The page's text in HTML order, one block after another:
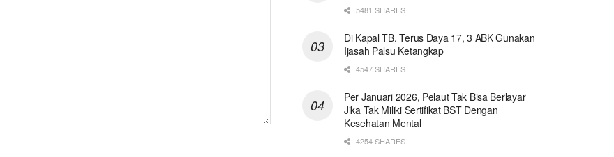
5481 SHARES
Di Kapal TB. Terus Daya 17, 3 ABK Gunakan
Ijasah Palsu Ketangkap
4547 SHARES
Per Januari 2026, Pelaut Tak Bisa Berlayar
Jika Tak Miliki Sertifikat BST Dengan
Kesehatan Mental
4254 SHARES